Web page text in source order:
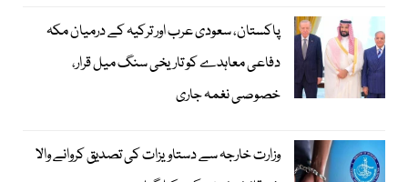
پاکستان، سعودی عرب اور ترکیہ کے درمیان مکہ
دفاعی معاہدے کو تاریخی سنگ میل قرار،
خصوصی نغمہ جاری
وزارت خارجہ سے دستاویزات کی تصدیق کروانے والا